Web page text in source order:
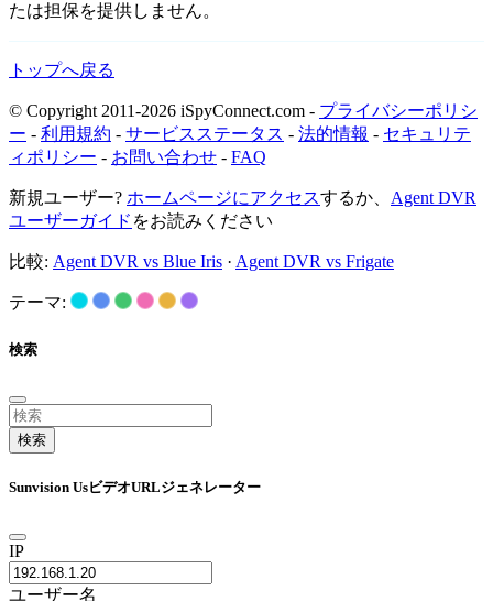
たは担保を提供しません。
トップへ戻る
© Copyright 2011-2026 iSpyConnect.com - プライバシーポリシ
ー - 利用規約 - サービスステータス - 法的情報 - セキュリテ
ィポリシー - お問い合わせ - FAQ
新規ユーザー? ホームページにアクセスするか、 Agent DVR
ユーザーガイド をお読みください
比較: Agent DVR vs Blue Iris · Agent DVR vs Frigate
テーマ:
検索
検索
Sunvision UsビデオURLジェネレーター
IP
ユーザー名